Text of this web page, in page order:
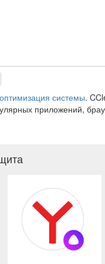
системы.
приложений,